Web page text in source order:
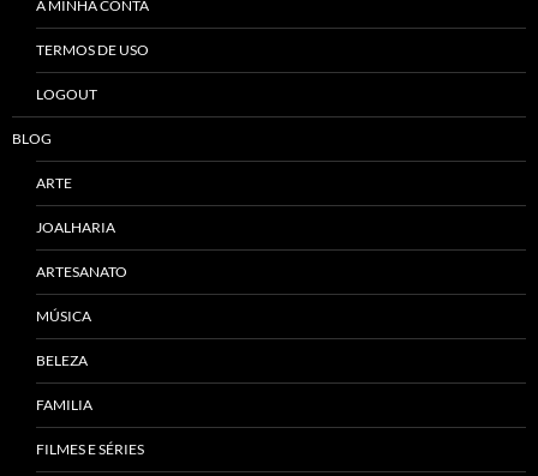
A MINHA CONTA
TERMOS DE USO
LOGOUT
BLOG
ARTE
JOALHARIA
ARTESANATO
MÚSICA
BELEZA
FAMILIA
FILMES E SÉRIES